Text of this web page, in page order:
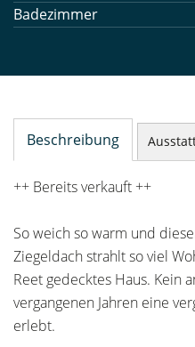
Badezimmer
Beschreibung
++ Bereits verkauft ++
So weich so warm und
Ziegeldach strahlt so viel
Reet gedecktes Haus. Kein
vergangenen Jahren eine
erlebt.